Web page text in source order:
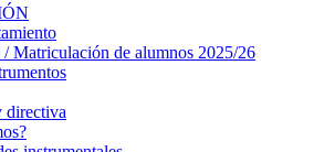
Matriculación de alumnos 2025/26
directiva